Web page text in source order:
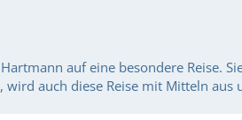
auf eine besondere Reise.
auch diese Reise mit Mitteln aus